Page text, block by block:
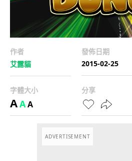
作者
艾露貓
發佈日期
2015-02-25
字體大小
AAA
分享
ADVERTISEMENT